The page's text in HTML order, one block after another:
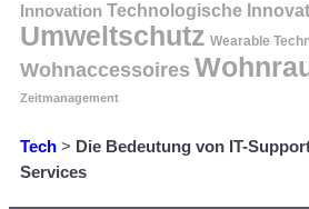
Innovation Technologische
Umweltschutz Wearable
Wohnaccessoires
Zeitmanagement
Tech > Die Bedeutung von IT-
Services